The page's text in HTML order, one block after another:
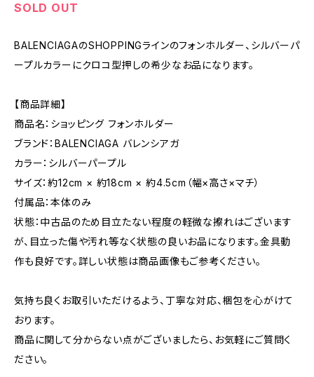
SOLD OUT
BALENCIAGAのSHOPPINGラインのフォンホルダー、シルバーパ
ープルカラーにクロコ型押しの希少なお品になります。
【商品詳細】
商品名：ショッピング フォンホルダー
ブランド：BALENCIAGA バレンシアガ
カラー：シルバーパープル
サイズ：約12cm × 約18cm × 約4.5cm（幅×高さ×マチ）
付属品：本体のみ
状態：中古品のため目立たない程度の軽微な擦れはございます
が、目立った傷や汚れ等なく状態の良いお品になります。金具動
作も良好です。詳しい状態は商品画像もご参考ください。
気持ち良くお取引いただけるよう、丁寧な対応、梱包を心がけて
おります。
商品に関して分からない点がございましたら、お気軽にご質問く
ださい。